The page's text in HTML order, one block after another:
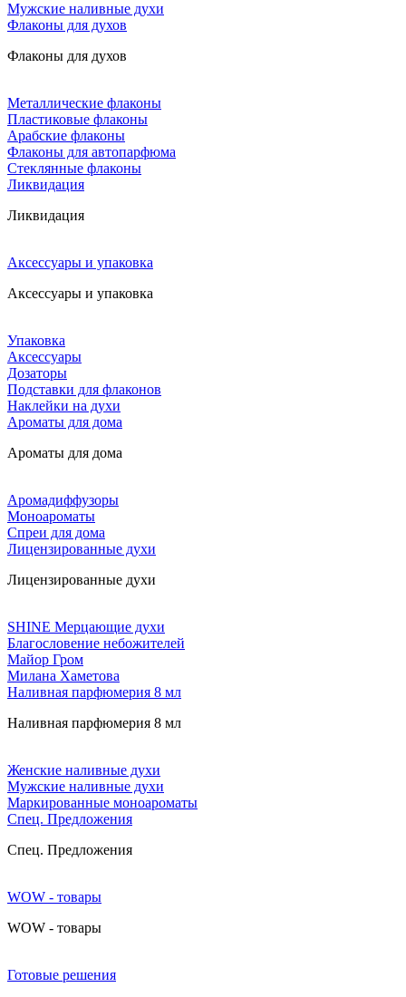
Мужские наливные духи
Флаконы для духов
Флаконы для духов
Металлические флаконы
Пластиковые флаконы
Арабские флаконы
Флаконы для автопарфюма
Стеклянные флаконы
Ликвидация
Ликвидация
Аксессуары и упаковка
Аксессуары и упаковка
Упаковка
Аксессуары
Дозаторы
Подставки для флаконов
Наклейки на духи
Ароматы для дома
Ароматы для дома
Аромадиффузоры
Моноароматы
Спреи для дома
Лицензированные духи
Лицензированные духи
SHINE Мерцающие духи
Благословение небожителей
Майор Гром
Милана Хаметова
Наливная парфюмерия 8 мл
Наливная парфюмерия 8 мл
Женские наливные духи
Мужские наливные духи
Маркированные моноароматы
Cпец. Предложения
Cпец. Предложения
WOW - товары
WOW - товары
Готовые решения